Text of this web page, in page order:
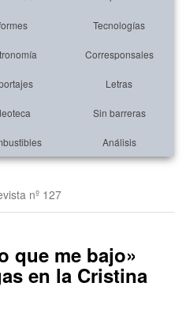
Tecnologías
Corresponsales
Letras
Sin barreras
Análisis
nº 127
que me bajo»
en la Cristina